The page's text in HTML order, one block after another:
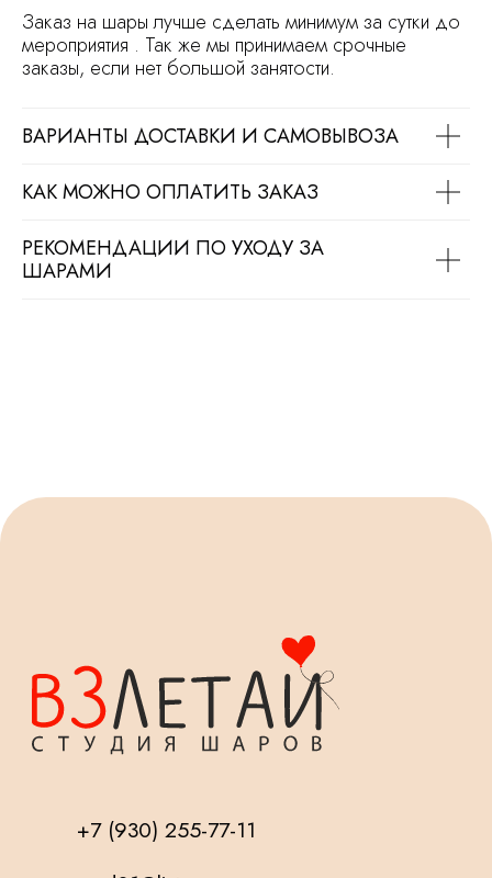
Заказ на шары лучше сделать минимум за сутки до
мероприятия . Так же мы принимаем срочные
заказы, если нет большой занятости.
ВАРИАНТЫ ДОСТАВКИ И САМОВЫВОЗА
КАК МОЖНО ОПЛАТИТЬ ЗАКАЗ
РЕКОМЕНДАЦИИ ПО УХОДУ ЗА
ШАРАМИ